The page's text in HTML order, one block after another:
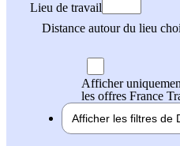
Lieu de travail
Distance autour du lieu
Afficher
les offres France
Afficher les filtres de